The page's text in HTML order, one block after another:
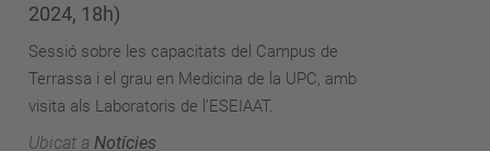
2024, 18h)
Sessió sobre les capacitats del Campus de
Terrassa i el grau en Medicina de la UPC, amb
visita als Laboratoris de l’ESEIAAT.
Ubicat a Notícies